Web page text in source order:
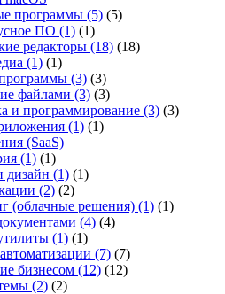
программы (5) (5)
ПО (1) (1)
редакторы (18) (18)
(1) (1)
(3) (3)
файлами (3) (3)
и программирование (3) (3)
(1) (1)
(SaaS)
(1) (1)
дизайн (1) (1)
(2) (2)
(облачные решения) (1) (1)
(4) (4)
(1) (1)
(7) (7)
бизнесом (12) (12)
(2) (2)